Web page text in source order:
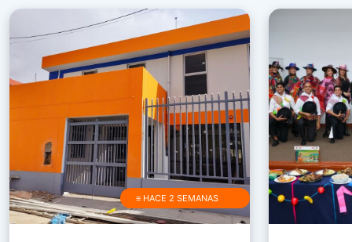
≡ HACE 2 SEMANAS